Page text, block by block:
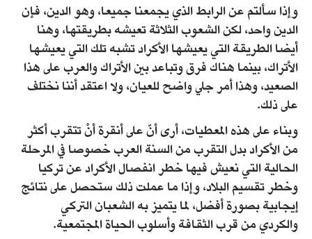
وإذا سألتم عن الرابط الذي يجمعنا جميعا، وهو الدين، فإن
الدين واحد، لكن الشعوب الثلاثة تعيشه بطريقتها، وهنا
أيضا الطريقة التي يعيشها الأكراد تشبه تلك التي يعيشها
الأتراك، بينما هناك فرق وتباعد بين الأتراك والعرب على هذا
الصعيد، وهذا أمر جلي واضح للعيان، ولا اعتقد أننا نختلف
على ذلك.
وبناء على هذه المعطيات، أرى أنّ على أنقرة أنْ تتقرب أكثر
من الأكراد بدل التقرب من السنة العرب خصوصا في المرحلة
الحالية التي نعيش فيها خطر انفصال الأكراد عن تركيا
وخطر تقسيم البلاد، وإذا ما عملت ذلك ستحصل على نتائج
إيجابية بصورة أفضل، لما يتميز به الشعبان التركي
والكردي من قرب الثقافة وأسلوب الحياة المجتمعية.